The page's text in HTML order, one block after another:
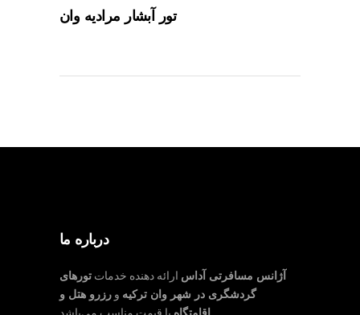
تور آبشار مرادیه وان
درباره ما
آژانس مسافرتی آداس ارائه دهنده خدماتتورهای
گردشگری در شهر وان ترکیه ورزرو هتل و